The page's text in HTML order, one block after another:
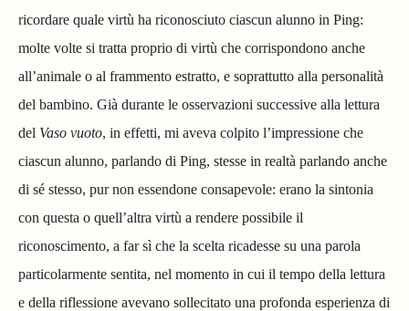
ricordare quale virtù ha riconosciuto ciascun alunno in Ping:
molte volte si tratta proprio di virtù che corrispondono anche
all’animale o al frammento estratto, e soprattutto alla personalità
del bambino. Già durante le osservazioni successive alla lettura
del Vaso vuoto, in effetti, mi aveva colpito l’impressione che
ciascun alunno, parlando di Ping, stesse in realtà parlando anche
di sé stesso, pur non essendone consapevole: erano la sintonia
con questa o quell’altra virtù a rendere possibile il
riconoscimento, a far sì che la scelta ricadesse su una parola
particolarmente sentita, nel momento in cui il tempo della lettura
e della riflessione avevano sollecitato una profonda esperienza di